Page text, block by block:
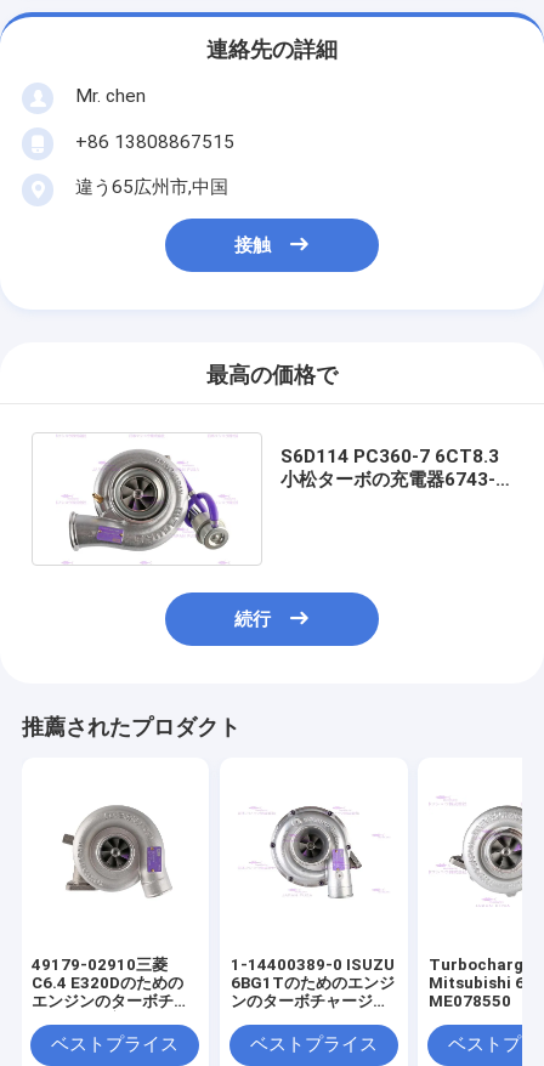
連絡先の詳細
Mr. chen
+86 13808867515
違う65広州市,中国
接触
最高の価格で
S6D114 PC360-7 6CT8.3
小松ターボの充電器6743-
続行
推薦されたプロダクト
49179-02910三菱
C6.4 E320Dのための
エンジンのターボチャ
ベストプライス
1-14400389-0 ISUZU
6BG1Tのためのエンジ
ンのターボチャージャ
ベストプライス
Turbocharger
Mitsubishi
ME078550
ベストプラ